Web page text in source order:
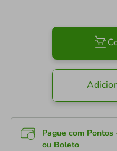
Pague com
ou Boleto